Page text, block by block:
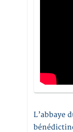
L’abbaye